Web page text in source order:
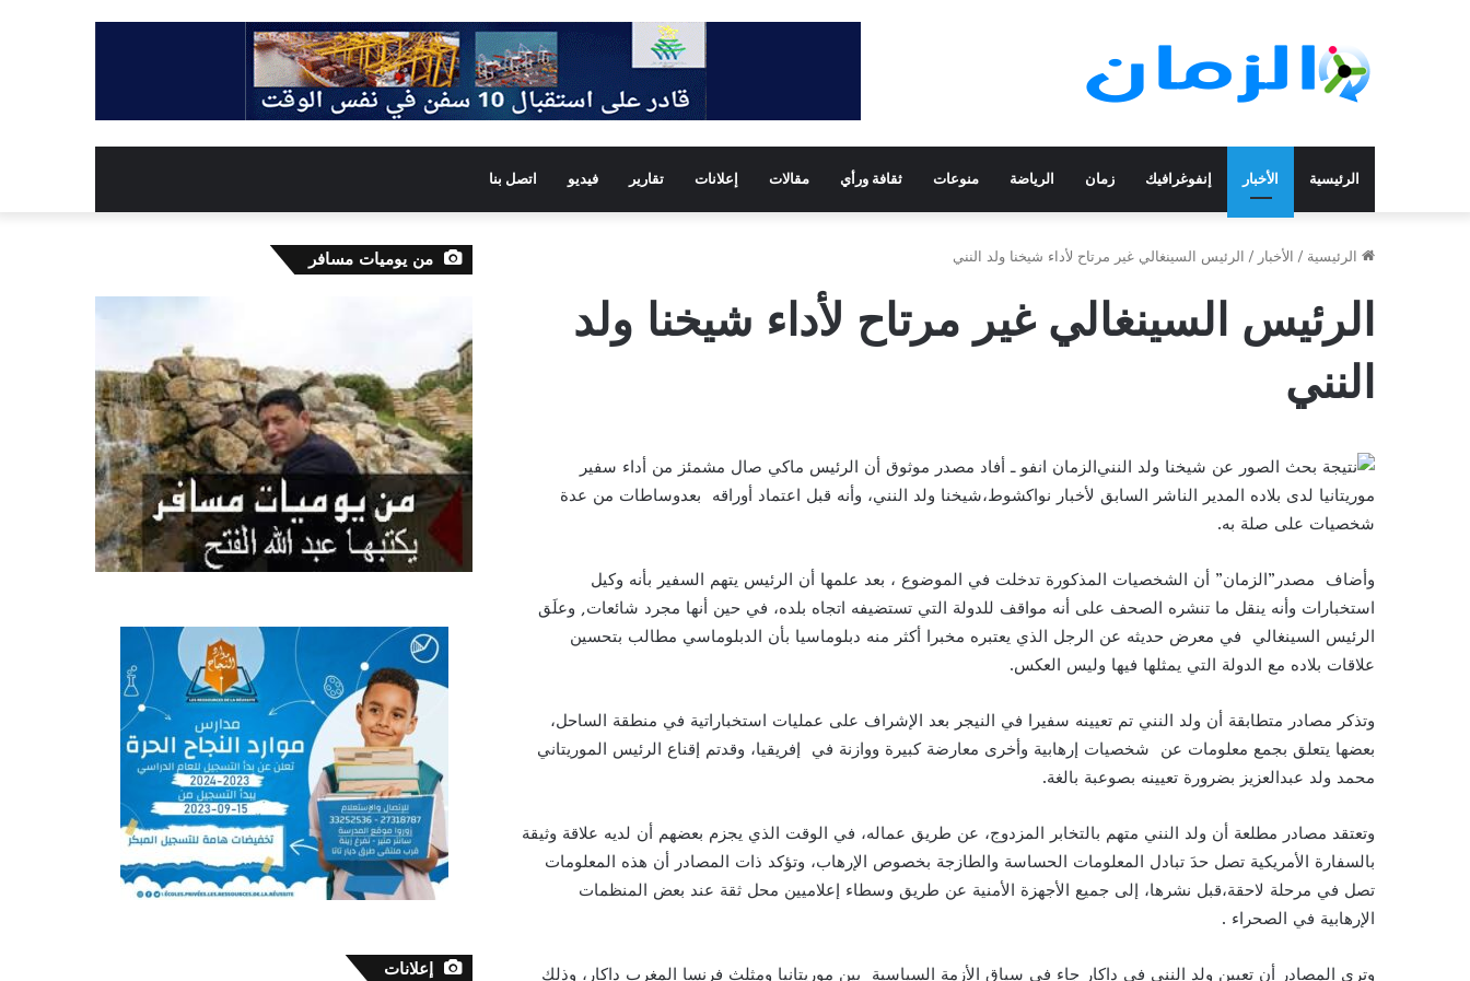
الرئيسية الأخبار إنفوغرافيك زمان الرياضة منوعات ثقافة ورأي مقالات إعلانات تقارير فيديو اتصل بنا
الرئيسية / الأخبار / الرئيس السينغالي غير مرتاح لأداء شيخنا ولد النني
الرئيس السينغالي غير مرتاح لأداء شيخنا ولد
النني
الزمان انفو ـ أفاد مصدر موثوق أن الرئيس ماكي صال مشمئز من أداء سفير
موريتانيا لدى بلاده المدير الناشر السابق لأخبار نواكشوط،شيخنا ولد النني، وأنه قبل اعتماد أوراقه بعدوساطات من عدة
شخصيات على صلة به.
وأضاف مصدر”الزمان” أن الشخصيات المذكورة تدخلت في الموضوع ، بعد علمها أن الرئيس يتهم السفير بأنه وكيل
استخبارات وأنه ينقل ما تنشره الصحف على أنه مواقف للدولة التي تستضيفه اتجاه بلده، في حين أنها مجرد شائعات, وعلَق
الرئيس السينغالي في معرض حديثه عن الرجل الذي يعتبره مخبرا أكثر منه دبلوماسيا بأن الدبلوماسي مطالب بتحسين
علاقات بلاده مع الدولة التي يمثلها فيها وليس العكس.
وتذكر مصادر متطابقة أن ولد النني تم تعيينه سفيرا في النيجر بعد الإشراف على عمليات استخباراتية في منطقة الساحل،
بعضها يتعلق بجمع معلومات عن شخصيات إرهابية وأخرى معارضة كبيرة ووازنة في إفريقيا، وقدتم إقناع الرئيس الموريتاني
محمد ولد عبدالعزيز بضرورة تعيينه بصوعبة بالغة.
وتعتقد مصادر مطلعة أن ولد النني متهم بالتخابر المزدوج، عن طريق عماله، في الوقت الذي يجزم بعضهم أن لديه علاقة وثيقة
بالسفارة الأمريكية تصل حدَ تبادل المعلومات الحساسة والطازجة بخصوص الإرهاب، وتؤكد ذات المصادر أن هذه المعلومات
تصل في مرحلة لاحقة،قبل نشرها، إلى جميع الأجهزة الأمنية عن طريق وسطاء إعلاميين محل ثقة عند بعض المنظمات
الإرهابية في الصحراء .
وترى المصادر أن تعيين ولد النني في داكار جاء في سياق الأزمة السياسية بين موريتانيا ومثلث فرنسا المغرب داكار، وذلك
من يوميات مسافر
إعلانات